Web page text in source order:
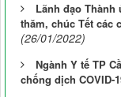
Lãnh đạo Thành
thăm, chúc Tết các
(26/01/2022)
Ngành Y tế TP
chống dịch COVID-